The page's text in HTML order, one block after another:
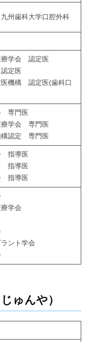
州歯科大学口腔外科
療学会 認定医
定医
医機構 認定医(歯科口
専門医
療学会 専門医
構認定 専門医
指導医
指導医
指導医
学会
ント学会
ゅんや）